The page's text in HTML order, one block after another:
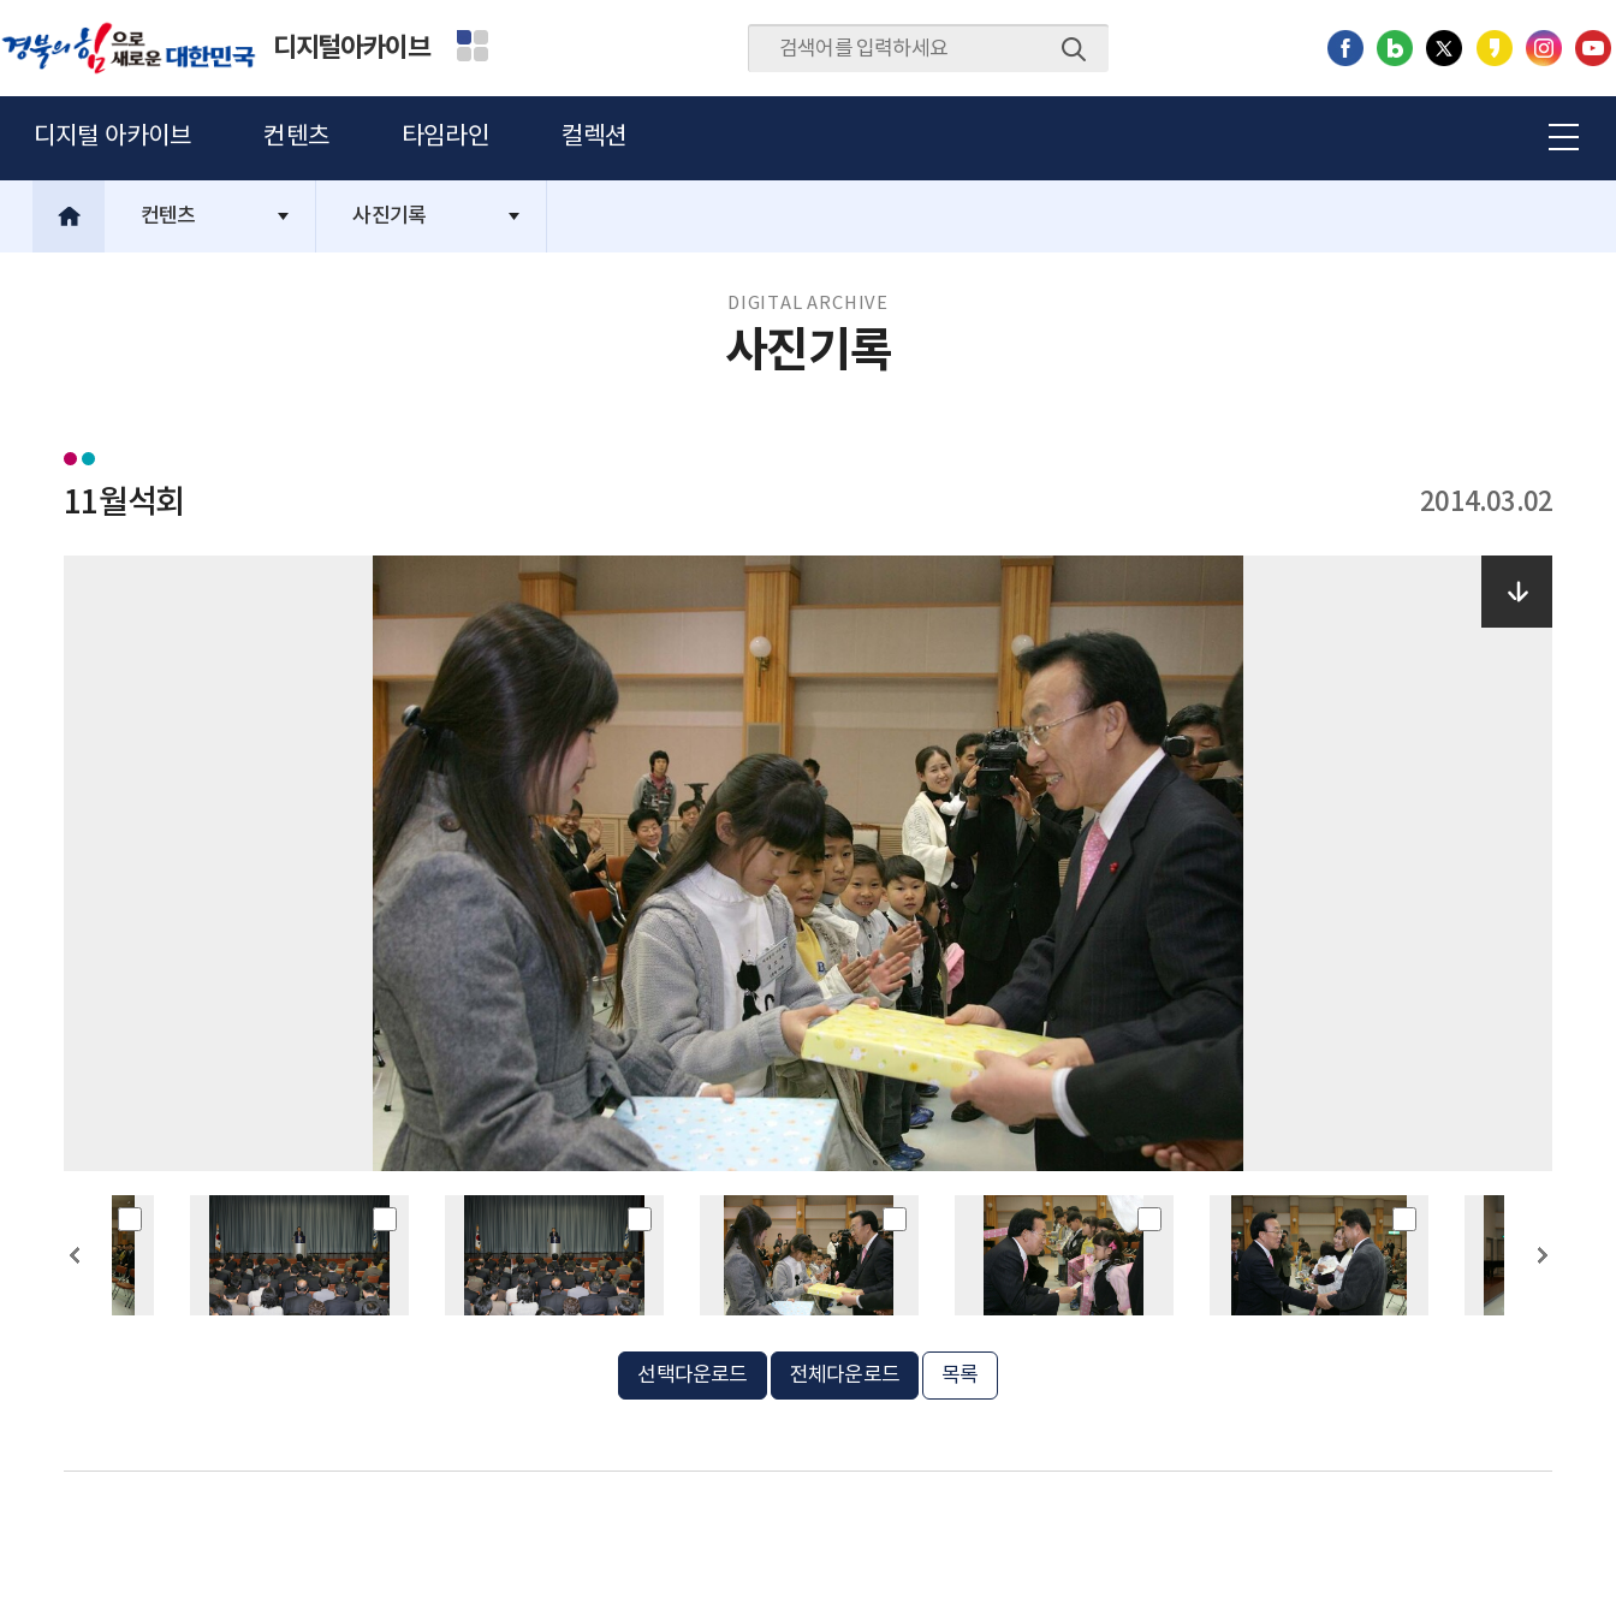
디지털아카이브
디지털 아카이브 컨텐츠 타임라인 컬렉션
컨텐츠 사진기록
DIGITAL ARCHIVE
사진기록
11월석회 2014.03.02
선택다운로드 전체다운로드 목록